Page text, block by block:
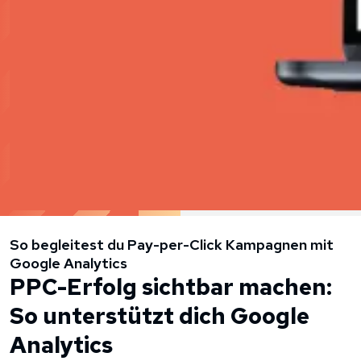
So begleitest du Pay-per-Click Kampagnen mit
Google Analytics
PPC-Erfolg sichtbar machen:
So unterstützt dich Google
Analytics